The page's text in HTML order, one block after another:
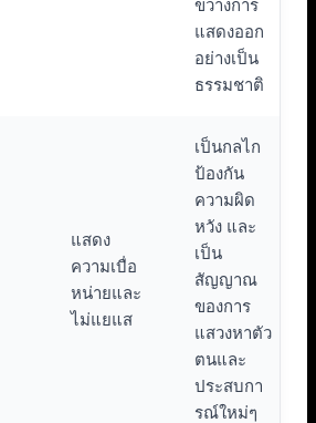
ขวางการ
แสดงออก
อย่างเป็น
ธรรมชาติ
แสดง
ความเบื่อ
หน่ายและ
ไม่แยแส
เป็นกลไก
ป้องกัน
ความผิด
หวัง และ
เป็น
สัญญาณ
ของการ
แสวงหาตัว
ตนและ
ประสบกา
รณ์ใหม่ๆ